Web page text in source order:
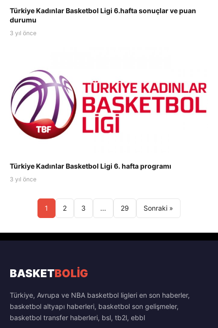
Türkiye Kadınlar Basketbol Ligi 6.hafta sonuçlar ve puan
durumu
3 yıl önce
Türkiye Kadınlar Basketbol Ligi 6. hafta programı
3 yıl önce
1 2 3 ... 29 Sonraki »
BASKETBOLİG
Türkiye, Avrupa ve NBA basketbol ligleri en son haberler,
basketbol altyapı haberleri, basketbol son gelişmeler,
basketbol transfer haberleri, bsl, tb2l, ebbl